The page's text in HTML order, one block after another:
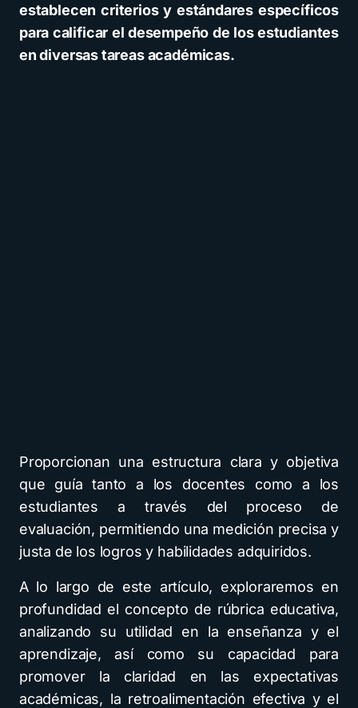
establecen criterios y estándares específicos
para calificar el desempeño de los estudiantes
en diversas tareas académicas.
Proporcionan una estructura clara y objetiva
que guía tanto a los docentes como a los
estudiantes a través del proceso de
evaluación, permitiendo una medición precisa y
justa de los logros y habilidades adquiridos.
A lo largo de este artículo, exploraremos en
profundidad el concepto de rúbrica educativa,
analizando su utilidad en la enseñanza y el
aprendizaje, así como su capacidad para
promover la claridad en las expectativas
académicas, la retroalimentación efectiva y el